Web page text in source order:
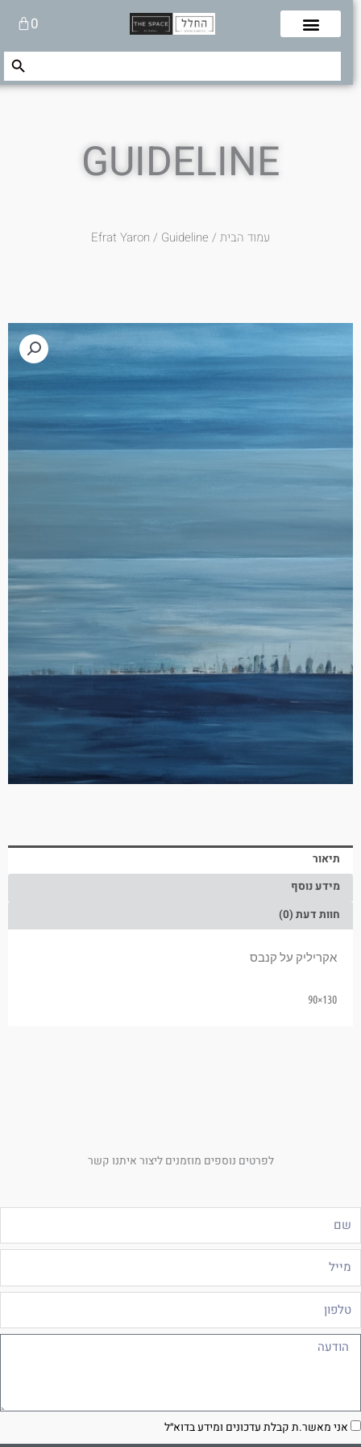
0עגלת
קניות
Search
Search Button
GUIDELINE
עמוד הבית/
Efrat Yaron/ Guideline
תיאור
מידע נוסף
חוות דעת (0)
אקריליק על קנבס
130×90
לפרטים נוספים מוזמנים ליצור איתנו קשר
אני מאשר.ת קבלת עדכונים ומידע בדוא״ל